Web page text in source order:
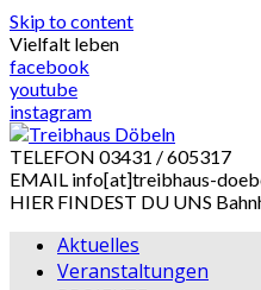
Skip to content
Vielfalt leben
facebook
youtube
instagram
TELEFON 03431 / 605317
EMAIL info[at]treibhaus-
HIER FINDEST DU UNS
Aktuelles
Veranstaltungen